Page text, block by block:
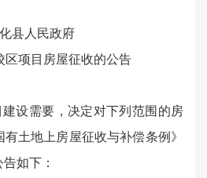
县人民政府
区项目房屋征收的公告
设需要，决定对下列范围的房
土地上房屋征收与补偿条例》
如下：